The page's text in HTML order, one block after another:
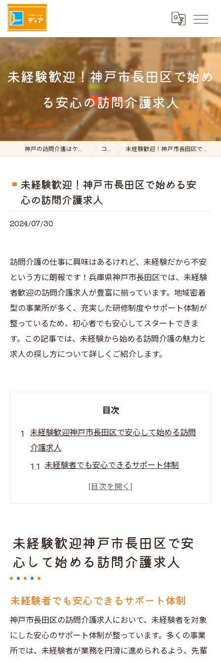
未経験歓迎！神戸市長田区で始め
る安心の訪問介護求人
神戸の訪問介護はケアステーションDear コラム 未経験歓迎！神戸市長田区で始める安心の訪問介護求人
未経験歓迎！神戸市長田区で始める安
心の訪問介護求人
2024/07/30
訪問介護の仕事に興味はあるけれど、未経験だから不安
という方に朗報です！兵庫県神戸市長田区では、未経験
者歓迎の訪問介護求人が豊富に揃っています。地域密着
型の事業所が多く、充実した研修制度やサポート体制が
整っているため、初心者でも安心してスタートできま
す。この記事では、未経験から始める訪問介護の魅力と
求人の探し方について詳しくご紹介します。
目次
未経験歓迎神戸市長田区で安心して始める訪問
介護求人
未経験者でも安心できるサポート体制
神戸市長田区の訪問介護求人の特徴
初心者にオススメの訪問介護事業所
応募時の注意点とポイント
地域密着型だから安心未経験者向け神戸市長田
地域密着型事業所のメリット
神戸市長田区での地域交流と介護
未経験者が地域で活躍する方法
地域密着型事業所の支援制度
未経験歓迎神戸市長田区で安
心して始める訪問介護求人
未経験者でも安心できるサポート体制
神戸市長田区の訪問介護求人において、未経験者を対象
にした安心のサポート体制が整っています。多くの事業
所では、未経験者が業務を円滑に進められるよう、先輩